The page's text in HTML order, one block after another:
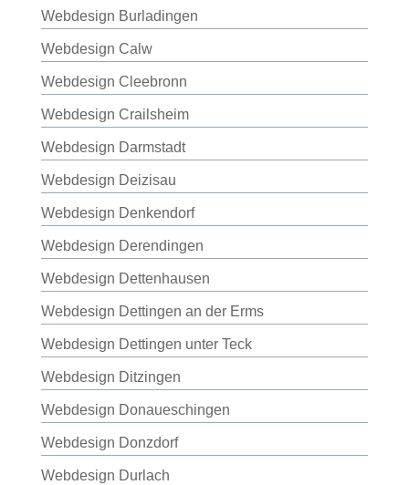
Webdesign Burladingen
Webdesign Calw
Webdesign Cleebronn
Webdesign Crailsheim
Webdesign Darmstadt
Webdesign Deizisau
Webdesign Denkendorf
Webdesign Derendingen
Webdesign Dettenhausen
Webdesign Dettingen an der Erms
Webdesign Dettingen unter Teck
Webdesign Ditzingen
Webdesign Donaueschingen
Webdesign Donzdorf
Webdesign Durlach